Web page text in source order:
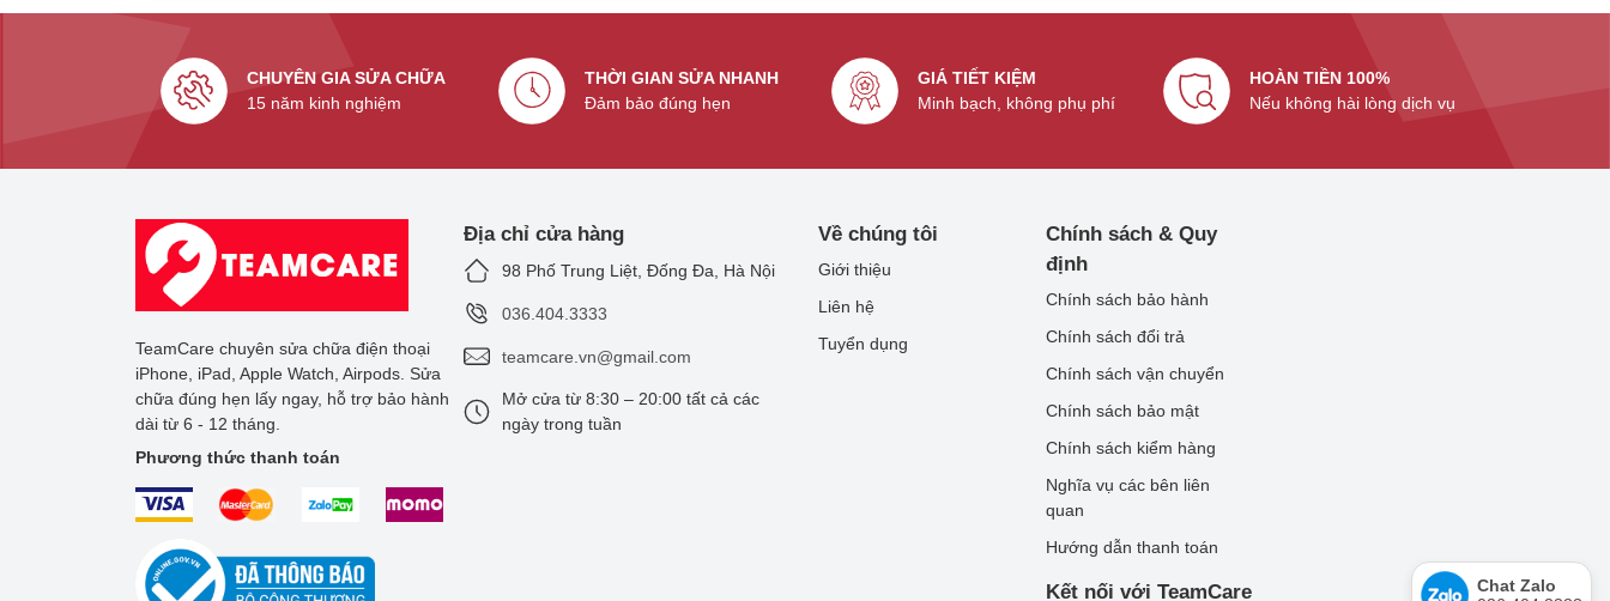
CHUYÊN GIA SỬA CHỮA
15 năm kinh nghiệm
THỜI GIAN SỬA NHANH
Đảm bảo đúng hẹn
GIÁ TIẾT KIỆM
Minh bạch, không phụ phí
HOÀN TIỀN 100%
Nếu không hài lòng dịch vụ
TeamCare chuyên sửa chữa điện thoại
iPhone, iPad, Apple Watch, Airpods. Sửa
chữa đúng hẹn lấy ngay, hỗ trợ bảo hành
dài từ 6 - 12 tháng.
Phương thức thanh toán
Địa chỉ cửa hàng
98 Phố Trung Liệt, Đống Đa, Hà Nội
036.404.3333
teamcare.vn@gmail.com
Mở cửa từ 8:30 – 20:00 tất cả các
ngày trong tuần
Về chúng tôi
Giới thiệu
Liên hệ
Tuyển dụng
Chính sách & Quy
định
Chính sách bảo hành
Chính sách đổi trả
Chính sách vận chuyển
Chính sách bảo mật
Chính sách kiểm hàng
Nghĩa vụ các bên liên
quan
Hướng dẫn thanh toán
Kết nối với TeamCare
Chat Zalo